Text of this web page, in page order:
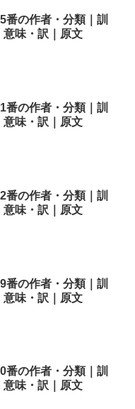
番の作者・分類｜訓
意味・訳｜原文
番の作者・分類｜訓
意味・訳｜原文
番の作者・分類｜訓
意味・訳｜原文
番の作者・分類｜訓
意味・訳｜原文
番の作者・分類｜訓
意味・訳｜原文